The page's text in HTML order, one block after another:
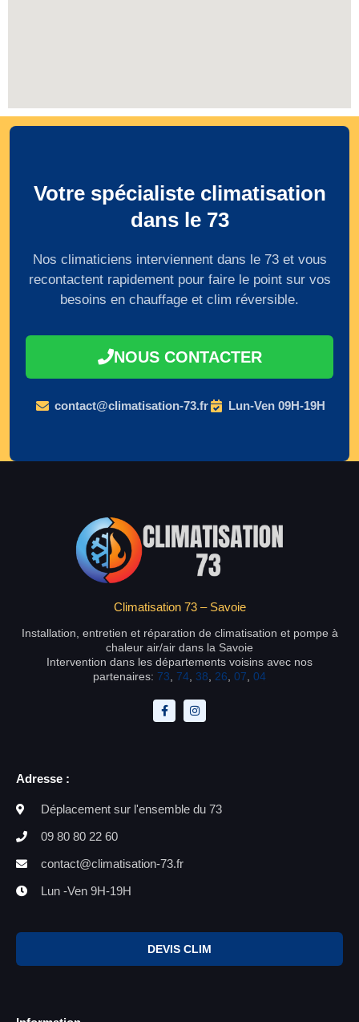
Votre spécialiste climatisation
dans le 73
Nos climaticiens interviennent dans le 73 et vous
recontactent rapidement pour faire le point sur vos
besoins en chauffage et clim réversible.
NOUS CONTACTER
contact@climatisation-73.fr Lun-Ven 09H-19H
Climatisation 73 – Savoie
Installation, entretien et réparation de climatisation et pompe à
chaleur air/air dans la Savoie
Intervention dans les départements voisins avec nos
partenaires: 73 74 38 26 07 04
Adresse :
Déplacement sur l'ensemble du 73
09 80 80 22 60
contact@climatisation-73.fr
Lun -Ven 9H-19H
DEVIS CLIM